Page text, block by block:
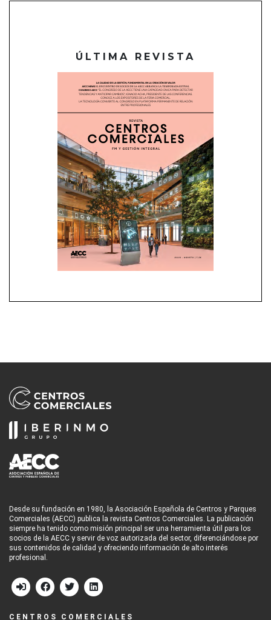
ÚLTIMA REVISTA
Desde su fundación en 1980, la Asociación Española de Centros y Parques
Comerciales (AECC) publica la revista Centros Comerciales. La publicación
siempre ha tenido como misión principal ser una herramienta útil para los
socios de la AECC y servir de voz autorizada del sector, diferenciándose por
sus contenidos de calidad y ofreciendo información de alto interés
profesional.
CENTROS COMERCIALES